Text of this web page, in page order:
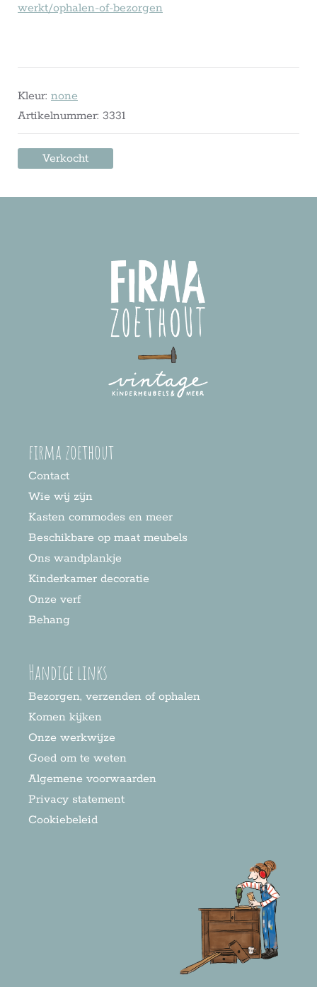
werkt/ophalen-of-bezorgen
Kleur: none
Artikelnummer: 3331
Verkocht
firma zoethout
Contact
Wie wij zijn
Kasten commodes en meer
Beschikbare op maat meubels
Ons wandplankje
Kinderkamer decoratie
Onze verf
Behang
Handige links
Bezorgen, verzenden of ophalen
Komen kijken
Onze werkwijze
Goed om te weten
Algemene voorwaarden
Privacy statement
Cookiebeleid